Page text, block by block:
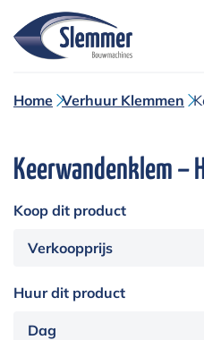
Home Verhuur Klemmen
Keerwandenklem –
Koop dit product
Verkoopprijs
Huur dit product
Dag